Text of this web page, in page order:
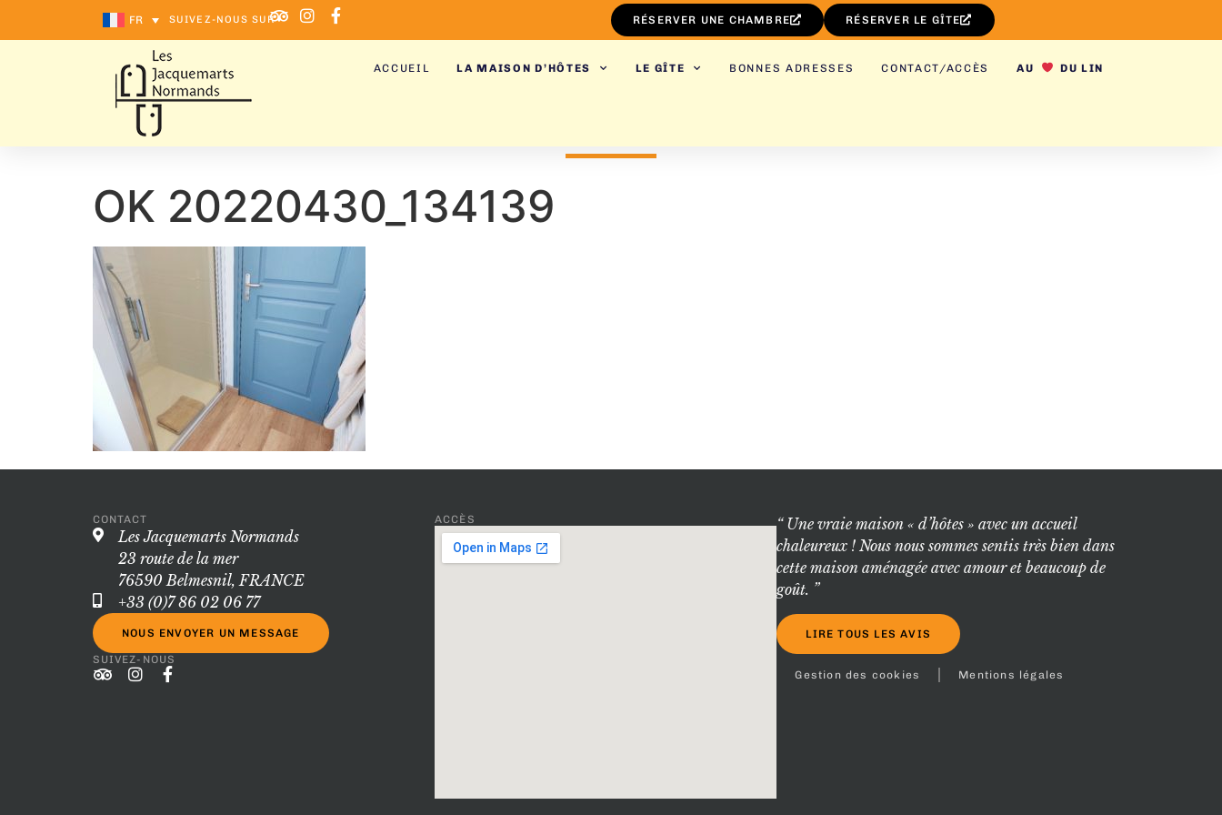
FR SUIVEZ-NOUS SUR RÉSERVER UNE CHAMBRE RÉSERVER LE GÎTE
ACCUEIL LA MAISON D’HÔTES LE GÎTE BONNES ADRESSES CONTACT/ACCÈS AU DU LIN
OK 20220430_134139
CONTACT
Les Jacquemarts Normands
23 route de la mer
76590 Belmesnil, FRANCE
+33 (0)7 86 02 06 77
NOUS ENVOYER UN MESSAGE
SUIVEZ-NOUS
ACCÈS
“ Une vraie maison « d’hôtes » avec un accueil
chaleureux ! Nous nous sommes sentis très bien dans
cette maison aménagée avec amour et beaucoup de
goût. ”
LIRE TOUS LES AVIS
Gestion des cookies Mentions légales